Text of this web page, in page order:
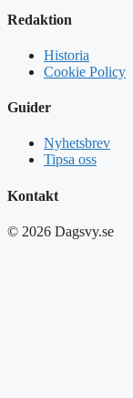
Redaktion
Historia
Cookie Policy
Guider
Nyhetsbrev
Tipsa oss
Kontakt
© 2026 Dagsvy.se